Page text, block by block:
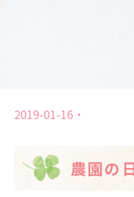
2019-01-16
農園の